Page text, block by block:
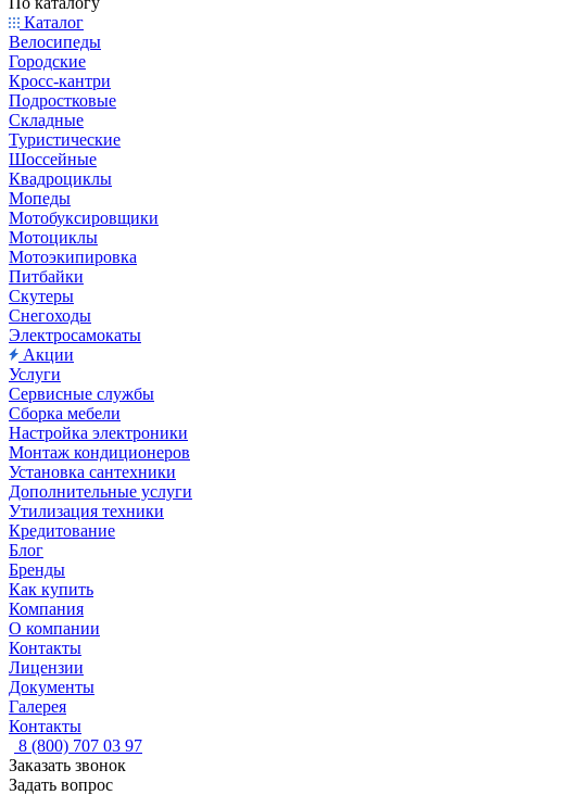
Каталог
Велосипеды
Городские
Кросс-кантри
Подростковые
Складные
Туристические
Шоссейные
Квадроциклы
Мопеды
Мотобуксировщики
Мотоциклы
Мотоэкипировка
Питбайки
Скутеры
Снегоходы
Электросамокаты
Акции
Услуги
Сервисные службы
Сборка мебели
Настройка электроники
Монтаж кондиционеров
Установка сантехники
Дополнительные услуги
Утилизация техники
Кредитование
Блог
Бренды
Как купить
Компания
О компании
Контакты
Лицензии
Документы
Галерея
Контакты
8 (800) 707 03 97
Заказать звонок
Задать вопрос